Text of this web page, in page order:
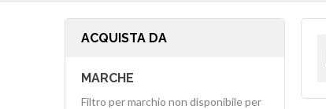
ACQUISTA DA
MARCHE
Filtro per marchio non disponibile per